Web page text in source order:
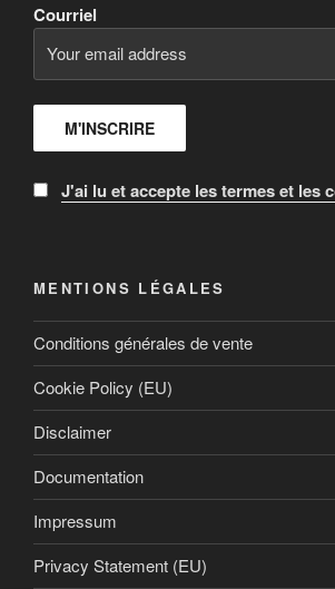
Courriel
J'ai lu et accepte les termes et les
MENTIONS LÉGALES
Conditions générales de vente
Cookie Policy (EU)
Disclaimer
Documentation
Impressum
Privacy Statement (EU)